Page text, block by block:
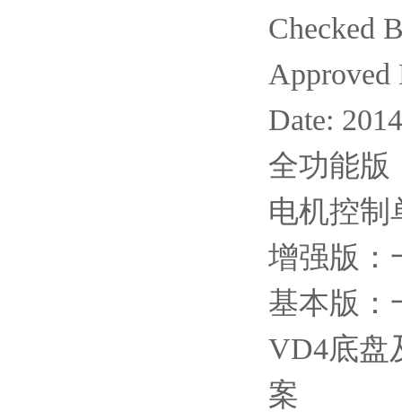
Checked
Approved
Date:
全功能版
电机控制
增强版：
基本版：
VD4底盘
案